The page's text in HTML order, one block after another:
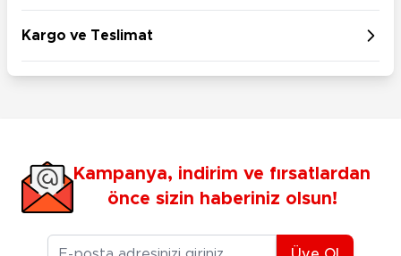
Kargo ve Teslimat
Kampanya, indirim ve fırsatlardan
önce sizin haberiniz olsun!
E-posta Adresiniz